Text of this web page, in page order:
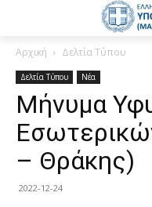
Αρχική Δελτία Τύπου
Δελτία Τύπου Νέα
Μήνυμα
– Θράκης)
2022-12-24